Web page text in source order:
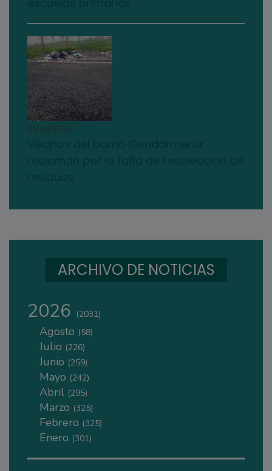
05/08/2026
ARCHIVO DE NOTICIAS
2026 (2031)
Agosto (58)
Julio (226)
Junio (259)
Mayo (242)
Abril (295)
Marzo (325)
Febrero (325)
Enero (301)